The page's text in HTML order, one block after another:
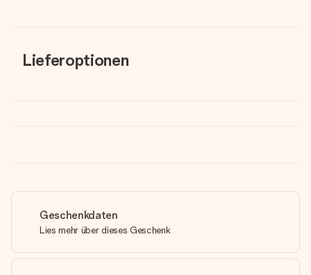
Lieferoptionen
Geschenkdaten
Lies mehr über dieses Geschenk